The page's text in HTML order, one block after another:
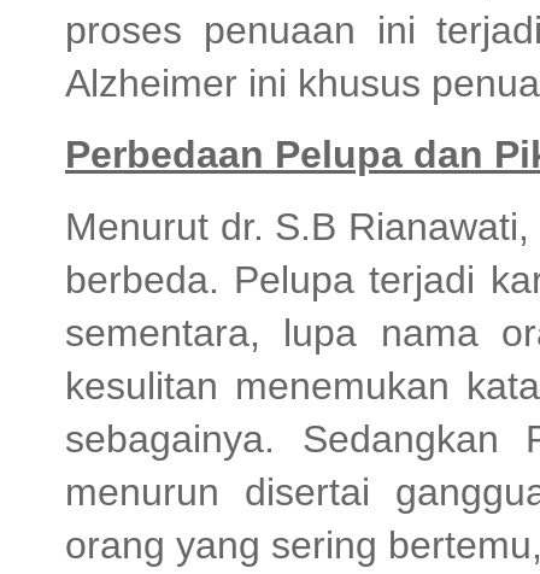
proses penuaan ini
Alzheimer ini khusus
Perbedaan Pelupa dan
Menurut dr. S.B
berbeda. Pelupa terjadi
sementara, lupa nama
kesulitan menemukan
sebagainya.
menurun disertai
orang yang sering